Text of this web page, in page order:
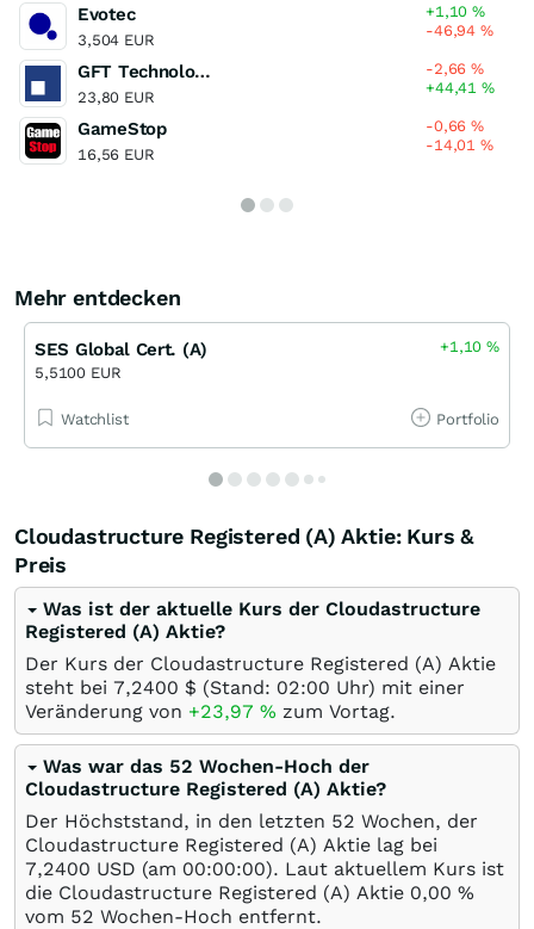
Evotec
3,504 EUR
+1,10%
-46,94%
GFT Technologies
23,80 EUR
-2,66%
+44,41%
GameStop
16,56 EUR
-0,66%
-14,01%
Mehr entdecken
SES Global Cert. (A)
5,5100 EUR
+1,10%
Watchlist Portfolio
Cloudastructure Registered (A) Aktie: Kurs &
Preis
Was ist der aktuelle Kurs der Cloudastructure
Registered (A) Aktie?
Der Kurs der Cloudastructure Registered (A) Aktie
steht bei 7,2400 $ (Stand: 02:00 Uhr) mit einer
Veränderung von +23,97 % zum Vortag.
Was war das 52 Wochen-Hoch der
Cloudastructure Registered (A) Aktie?
Der Höchststand, in den letzten 52 Wochen, der
Cloudastructure Registered (A) Aktie lag bei
7,2400 USD (am 00:00:00). Laut aktuellem Kurs ist
die Cloudastructure Registered (A) Aktie 0,00 %
vom 52 Wochen-Hoch entfernt.